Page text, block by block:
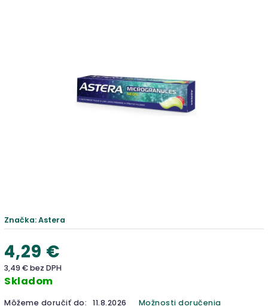
Značka:Astera
4,29 €
3,49 € bez DPH
Skladom
Môžeme doručiť do: 11.8.2026 Možnosti doručenia